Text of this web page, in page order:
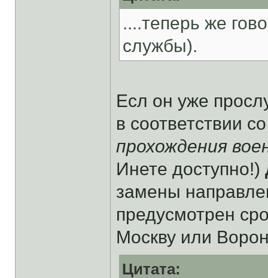
....теперь же
службы).
Есл он уже
в соответствии
прохождения
Инете доступно!)
замены
предусмотрен
Москву или
Цитата: